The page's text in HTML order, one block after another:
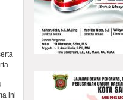
ini